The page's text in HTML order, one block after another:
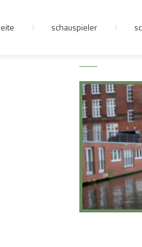
junge riege
kontakt
schauspieler